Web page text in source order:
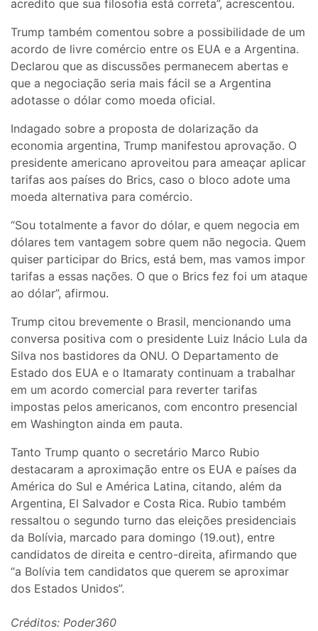
acredito que sua filosofia está correta”, acrescentou.
Trump também comentou sobre a possibilidade de um
acordo de livre comércio entre os EUA e a Argentina.
Declarou que as discussões permanecem abertas e
que a negociação seria mais fácil se a Argentina
adotasse o dólar como moeda oficial.
Indagado sobre a proposta de dolarização da
economia argentina, Trump manifestou aprovação. O
presidente americano aproveitou para ameaçar aplicar
tarifas aos países do Brics, caso o bloco adote uma
moeda alternativa para comércio.
“Sou totalmente a favor do dólar, e quem negocia em
dólares tem vantagem sobre quem não negocia. Quem
quiser participar do Brics, está bem, mas vamos impor
tarifas a essas nações. O que o Brics fez foi um ataque
ao dólar”, afirmou.
Trump citou brevemente o Brasil, mencionando uma
conversa positiva com o presidente Luiz Inácio Lula da
Silva nos bastidores da ONU. O Departamento de
Estado dos EUA e o Itamaraty continuam a trabalhar
em um acordo comercial para reverter tarifas
impostas pelos americanos, com encontro presencial
em Washington ainda em pauta.
Tanto Trump quanto o secretário Marco Rubio
destacaram a aproximação entre os EUA e países da
América do Sul e América Latina, citando, além da
Argentina, El Salvador e Costa Rica. Rubio também
ressaltou o segundo turno das eleições presidenciais
da Bolívia, marcado para domingo (19.out), entre
candidatos de direita e centro-direita, afirmando que
“a Bolívia tem candidatos que querem se aproximar
dos Estados Unidos”.
Créditos: Poder360